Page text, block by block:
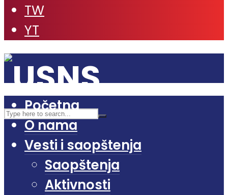
TW
YT
Početna
O nama
Vesti i saopštenja
Saopštenja
Aktivnosti